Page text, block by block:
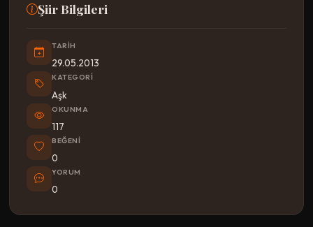
Şiir Bilgileri
TARIH
29.05.2013
KATEGORI
Aşk
OKUNMA
117
BEĞENI
0
YORUM
0